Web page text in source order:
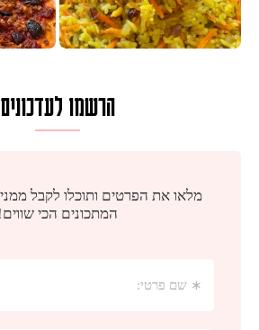
הרשמו לעדכונים